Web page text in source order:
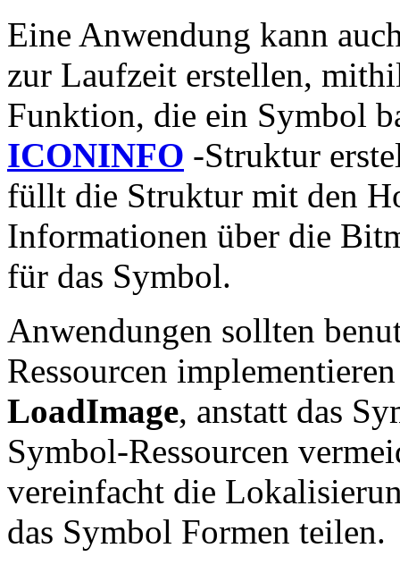
Eine Anwendung kann
zur Laufzeit erstellen,
Funktion, die ein Symbol
ICONINFO -Struktur
füllt die Struktur mit den
Informationen über die
für das Symbol.
Anwendungen sollten
Ressourcen
LoadImage, anstatt das
Symbol-Ressourcen
vereinfacht die
das Symbol Formen teilen.